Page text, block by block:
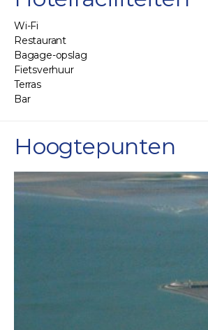
Wi-Fi
Restaurant
Bagage-opslag
Fietsverhuur
Terras
Bar
Hoogtepunten